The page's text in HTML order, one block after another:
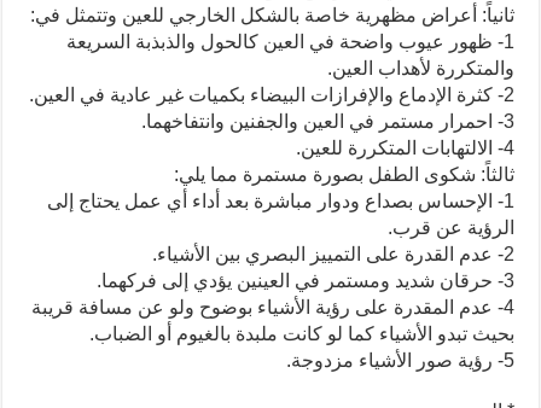
ثانياً: أعراض مظهرية خاصة بالشكل الخارجي للعين وتتمثل في:
1- ظهور عيوب واضحة في العين كالحول والذبذبة السريعة
والمتكررة لأهداب العين.
2- كثرة الإدماع والإفرازات البيضاء بكميات غير عادية في العين.
3- احمرار مستمر في العين والجفنين وانتفاخهما.
4- الالتهابات المتكررة للعين.
ثالثاً: شكوى الطفل بصورة مستمرة مما يلي:
1- الإحساس بصداع ودوار مباشرة بعد أداء أي عمل يحتاج إلى
الرؤية عن قرب.
2- عدم القدرة على التمييز البصري بين الأشياء.
3- حرقان شديد ومستمر في العينين يؤدي إلى فركهما.
4- عدم المقدرة على رؤية الأشياء بوضوح ولو عن مسافة قريبة
بحيث تبدو الأشياء كما لو كانت ملبدة بالغيوم أو الضباب.
5- رؤية صور الأشياء مزدوجة.